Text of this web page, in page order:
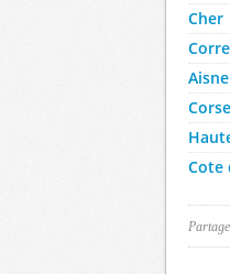
Cher
Aisne
Cote